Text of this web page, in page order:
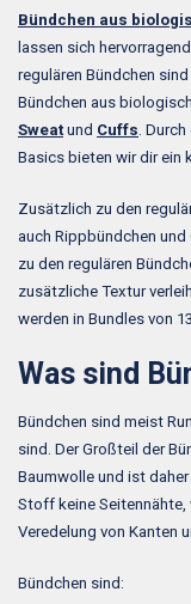
Bündchen aus
lassen sich
regulären Bündchen
Bündchen aus
Sweatund Cuffs.
Basics bieten wir dir ein
Zusätzlich zu den
auch Rippbündchen
zu den regulären
zusätzliche Textur
werden in Bundles von
Was sind
Bündchen sind meist
sind. Der Großteil der
Baumwolle und ist
Stoff keine Seitennähte,
Veredelung von Kanten
Bündchen sind: